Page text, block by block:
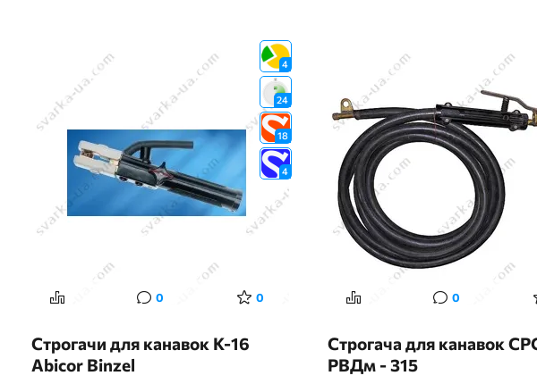
4
24
18
4
0 0
Строгачи для канавок К-16
Abicor Binzel
0
Строгача для канавок
РВДм - 315